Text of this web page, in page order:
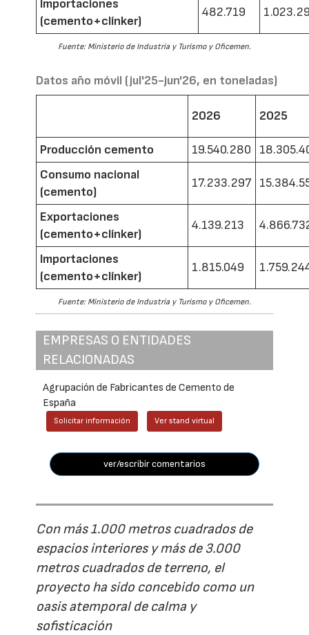
Importaciones
(cemento+clínker)
482.719
Fuente: Ministerio de Industria y Turismo y Oficemen.
Datos año móvil (jul'25-jun'26, en toneladas)
2026 2025
Producción cemento 19.540.280
Consumo nacional
(cemento)
17.233.297
Exportaciones
(cemento+clínker)
4.139.213
Importaciones
(cemento+clínker)
1.815.049
Fuente: Ministerio de Industria y Turismo y Oficemen.
EMPRESAS O ENTIDADES
RELACIONADAS
Agrupación de Fabricantes de Cemento de
España
Solicitar información Ver stand virtual
ver/escribir comentarios
Con más 1.000 metros cuadrados de
espacios interiores y más de 3.000
metros cuadrados de terreno, el
proyecto ha sido concebido como un
oasis atemporal de calma y
sofisticación